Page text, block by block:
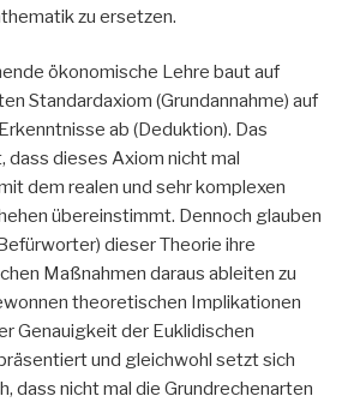
zu ersetzen.
ökonomische Lehre baut auf
Standardaxiom (Grundannahme) auf
ab (Deduktion). Das
dass dieses Axiom nicht mal
dem realen und sehr komplexen
übereinstimmt. Dennoch glauben
dieser Theorie ihre
Maßnahmen daraus ableiten zu
theoretischen Implikationen
Genauigkeit der Euklidischen
und gleichwohl setzt sich
dass nicht mal die Grundrechenarten